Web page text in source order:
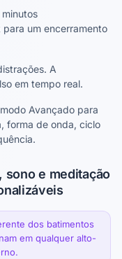
um encerramento
A
em tempo real.
Avançado para
forma de onda, ciclo
sono e meditação
dos batimentos
em qualquer alto-